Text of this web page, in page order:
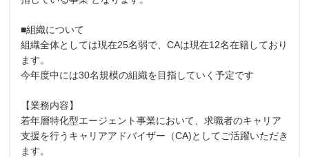
■組織について
組織全体としては現在25名弱で、CAは現在12名在籍しており
ます。
今年度中には30名規模の組織を目指していく予定です
【業務内容】
若年層特化型エージェント事業において、求職者のキャリア
支援を行うキャリアアドバイザー（CA)としてご活躍いただき
ます。